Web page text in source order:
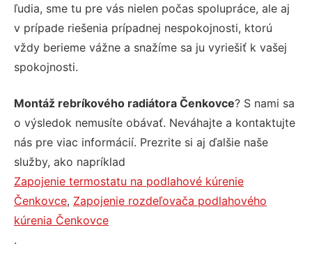
ľudia, sme tu pre vás nielen počas spolupráce, ale aj
v prípade riešenia prípadnej nespokojnosti, ktorú
vždy berieme vážne a snažíme sa ju vyriešiť k vašej
spokojnosti.
Montáž rebríkového radiátora Čenkovce? S nami sa
o výsledok nemusíte obávať. Neváhajte a kontaktujte
nás pre viac informácií. Prezrite si aj ďalšie naše
služby, ako napríklad
Zapojenie termostatu na podlahové kúrenie
Čenkovce, Zapojenie rozdeľovača podlahového
kúrenia Čenkovce
.